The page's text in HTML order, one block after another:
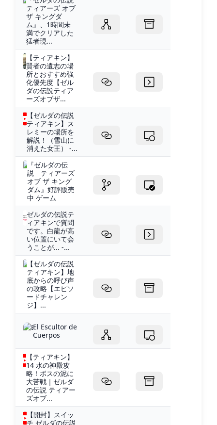
ティアーズ オブ
ザ キングダ
ム』、1時間未
満でクリアした
猛者現...
【ティアキン】
賢者の遺志の場
所とおすすめ強
化優先度【ゼル
ダの伝説ティア
ーズオブザ...
【ゼルダの伝説
ティアキン】ス
レミーの場所を
解説！（雪山に
消えた女王） -...
『ゼルダの伝
説 ティアーズ
オブ ザ キング
ダム』好評販売
中 ゲーム
ゼルダの伝説テ
ィアキンで質問
です。白龍が高
い位置にいて会
うことが... -...
【ゼルダの伝説
ティアキン】地
底からの呼び声
の攻略【エピソ
ードチャレン
ジ】...
El Escultor de
Cuerpos
【ティアキン】
14 水の神殿攻
略！ボスの泥に
大苦戦｜ゼルダ
の伝説 ティアー
ズオブ...
【開封】スイッ
チ ゼルダの伝説